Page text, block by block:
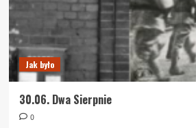
Jak było
30.06. Dwa Sierpnie
0